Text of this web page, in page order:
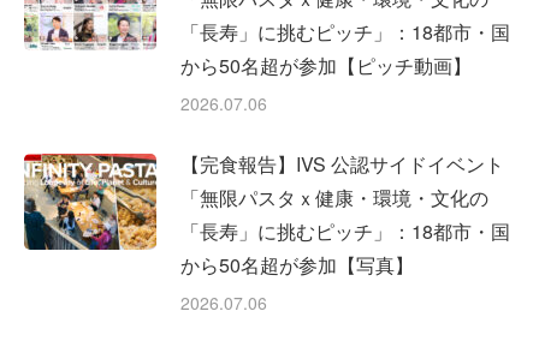
「長寿」に挑むピッチ」：18都市・国
から50名超が参加【ピッチ動画】
2026.07.06
【完食報告】IVS 公認サイドイベント
「無限パスタｘ健康・環境・文化の
「長寿」に挑むピッチ」：18都市・国
から50名超が参加【写真】
2026.07.06